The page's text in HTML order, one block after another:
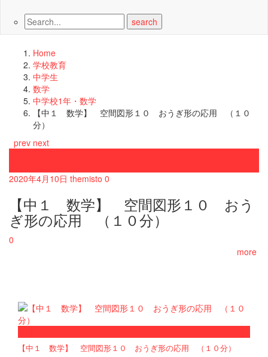
Home
学校教育
中学生
数学
中学校1年・数学
【中１ 数学】 空間図形１０ おうぎ形の応用 （１０
分）
prev next
2020年4月10日 themisto 0
【中１ 数学】 空間図形１０ おう
ぎ形の応用 （１０分）
0
more
【中１ 数学】 空間図形１０ おうぎ形の応用 （１０分）